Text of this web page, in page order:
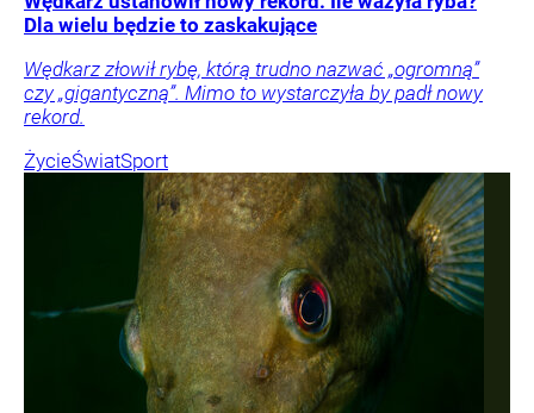
Dla wielu będzie to zaskakujące
Wędkarz złowił rybę, którą trudno nazwać „ogromną”
czy „gigantyczną”. Mimo to wystarczyła by padł nowy
rekord.
ŻycieŚwiatSport